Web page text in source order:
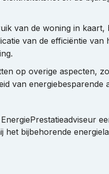
van de woning in kaart,
van de efficiëntie van
op overige aspecten,
van energiebesparende
het bijbehorende